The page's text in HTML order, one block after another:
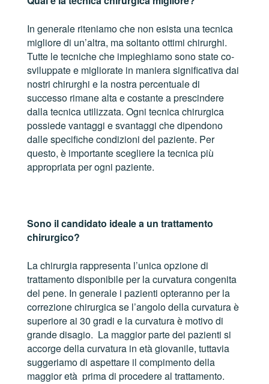
In generale riteniamo che non esista una tecnica
migliore di un’altra, ma soltanto ottimi chirurghi.
Tutte le tecniche che impieghiamo sono state co-
sviluppate e migliorate in maniera significativa dai
nostri chirurghi e la nostra percentuale di
successo rimane alta e costante a prescindere
dalla tecnica utilizzata. Ogni tecnica chirurgica
possiede vantaggi e svantaggi che dipendono
dalle specifiche condizioni del paziente. Per
questo, è importante scegliere la tecnica più
appropriata per ogni paziente.
Sono il candidato ideale a un trattamento
chirurgico?
La chirurgia rappresenta l’unica opzione di
trattamento disponibile per la curvatura congenita
del pene. In generale i pazienti opteranno per la
correzione chirurgica se l’angolo della curvatura è
superiore ai 30 gradi e la curvatura è motivo di
grande disagio. La maggior parte dei pazienti si
accorge della curvatura in età giovanile, tuttavia
suggeriamo di aspettare il compimento della
maggior età prima di procedere al trattamento.